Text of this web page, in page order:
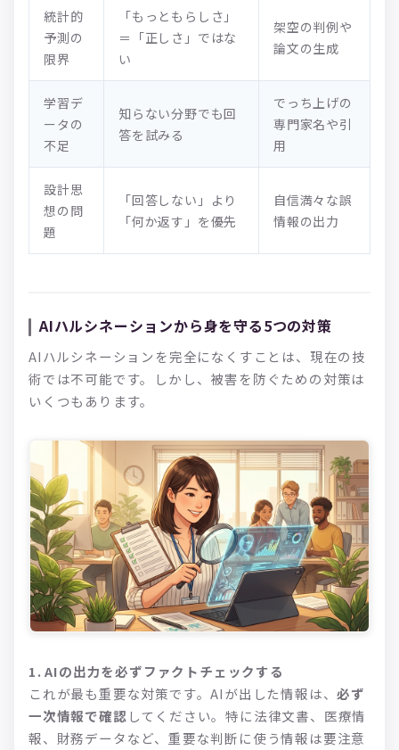
統計的
予測の
限界
「もっともらしさ」
＝「正しさ」ではな
い
架空の判例や
論文の生成
学習デ
ータの
不足
知らない分野でも回
答を試みる
でっち上げの
専門家名や引
用
設計思
想の問
題
「回答しない」より
「何か返す」を優先
自信満々な誤
情報の出力
AIハルシネーションから身を守る5つの対策
AIハルシネーションを完全になくすことは、現在の技
術では不可能です。しかし、被害を防ぐための対策は
いくつもあります。
1. AIの出力を必ずファクトチェックする
これが最も重要な対策です。AIが出した情報は、必ず
一次情報で確認 してください。特に法律文書、医療情
報、財務データなど、重要な判断に使う情報は要注意